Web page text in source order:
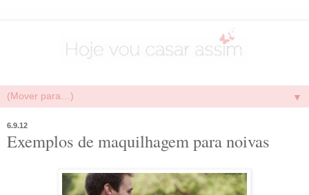
▼
6.9.12
Exemplos de maquilhagem para noivas